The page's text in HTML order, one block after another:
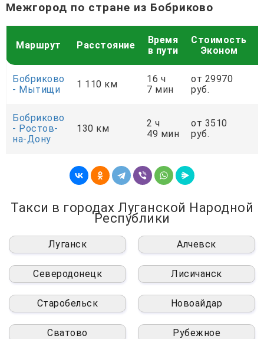
Межгород по стране из Бобриково
Маршрут Расстояние
Время
в пути
Стоимость
Эконом
Бобриково
- Мытищи
1 110 км
16 ч
7 мин
от 29970
руб.
Бобриково
- Ростов-
на-Дону
130 км
2 ч
49 мин
от 3510
руб.
Такси в городах Луганской Народной
Республики
Луганск Алчевск
Северодонецк Лисичанск
Старобельск Новоайдар
Сватово Рубежное